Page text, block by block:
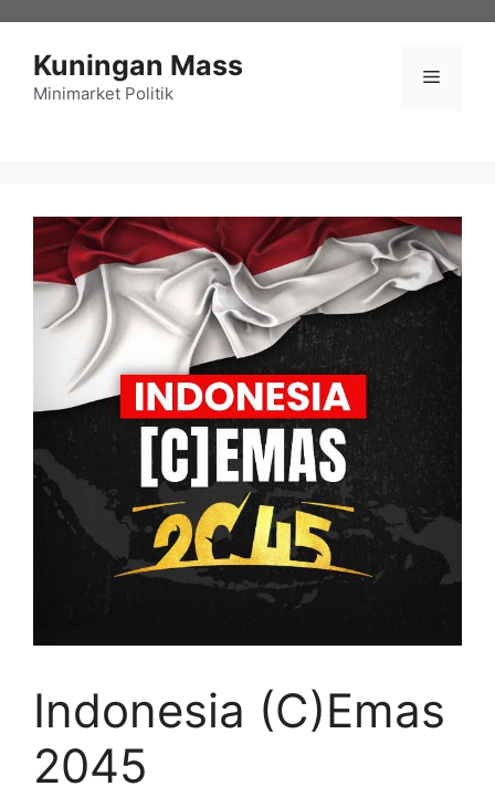
Kuningan Mass
Minimarket Politik
Menu
Indonesia (C)Emas
2045